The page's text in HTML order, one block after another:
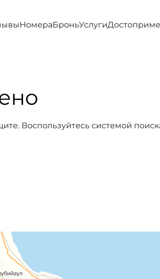
НомераБроньУслуги
Воспользуйтесь системой